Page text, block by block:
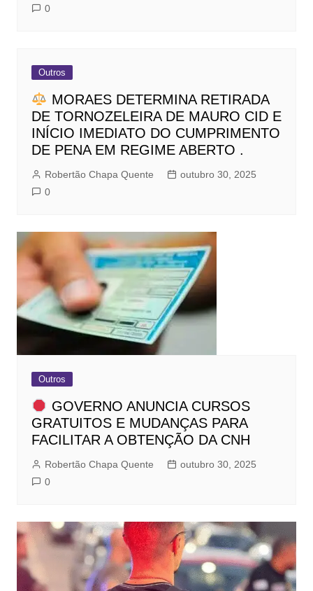
0
Outros
MORAES DETERMINA RETIRADA
DE TORNOZELEIRA DE MAURO CID E
INÍCIO IMEDIATO DO CUMPRIMENTO
DE PENA EM REGIME ABERTO .
Robertão Chapa Quente
outubro 30, 2025
0
Outros
GOVERNO ANUNCIA CURSOS
GRATUITOS E MUDANÇAS PARA
FACILITAR A OBTENÇÃO DA CNH
Robertão Chapa Quente
outubro 30, 2025
0